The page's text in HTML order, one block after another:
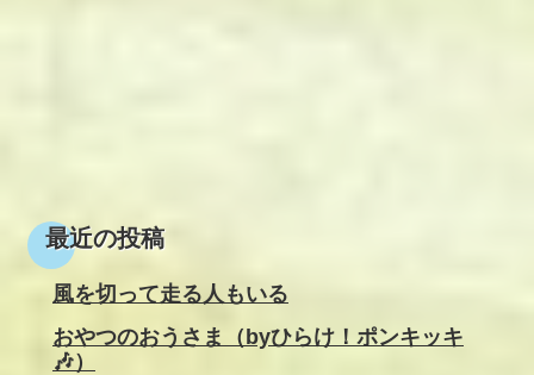
最近の投稿
風を切って走る人もいる
おやつのおうさま（byひらけ！ポンキッキ
🎶）